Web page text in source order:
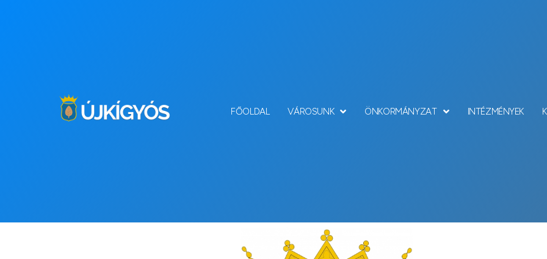
FŐOLDAL VÁROSUNK ÖNKORMÁNYZAT INTÉZMÉNYEK